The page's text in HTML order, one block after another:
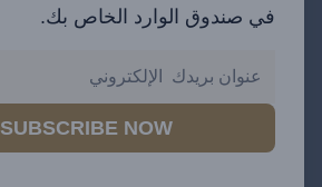
في صندوق الوارد الخاص بك.
SUBSCRIBE NOW